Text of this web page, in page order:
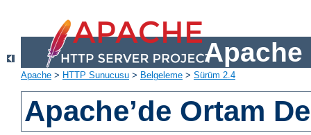
Apache
Apache > HTTP Sunucusu > Belgeleme > Sürüm 2.4
Apache’de Ortam